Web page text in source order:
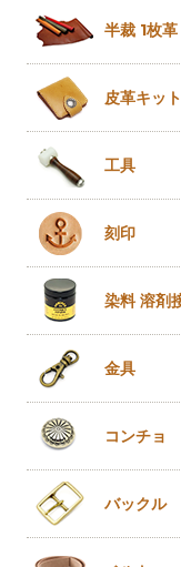
半裁 1枚革
皮革キット
工具
刻印
染料 溶剤
金具
コンチョ
バックル